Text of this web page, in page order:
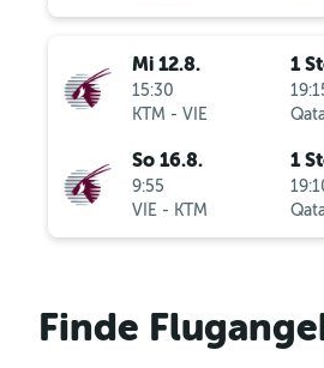
Mi 12.8.
15:30
KTM - VIE
1
So 16.8.
9:55
VIE - KTM
1
Finde